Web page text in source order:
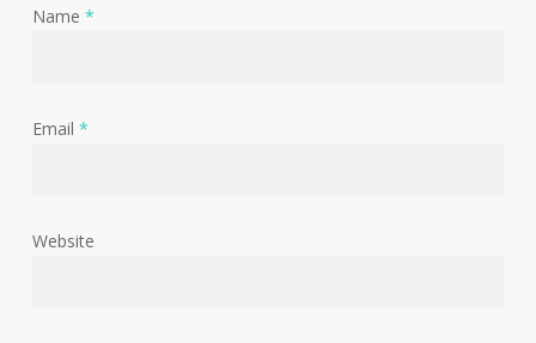
Name *
Email *
Website